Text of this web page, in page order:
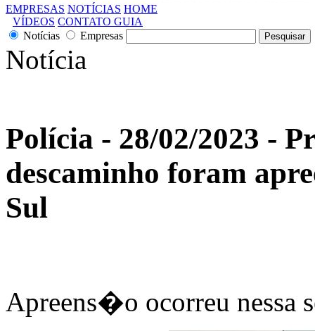
EMPRESAS NOTÍCIAS HOME
VÍDEOS CONTATO GUIA
Notícias
Empresas
Notícia
Polícia - 28/02/2023 -
descaminho foram
Sul
Apreens�o ocorreu nessa